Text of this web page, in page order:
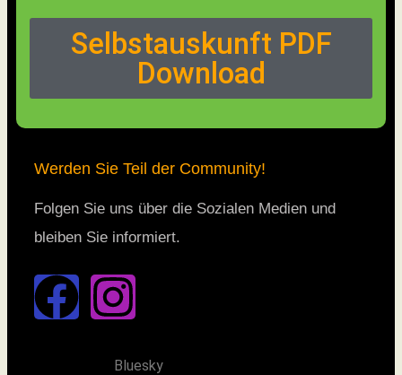
Selbstauskunft PDF
Download
Werden Sie Teil der Community!
Folgen Sie uns über die Sozialen Medien und
bleiben Sie informiert.
Bluesky